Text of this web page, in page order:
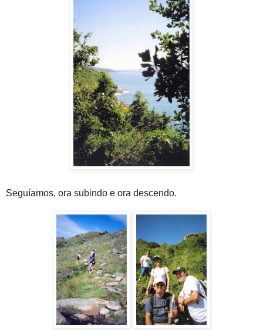
Seguíamos, ora subindo e ora descendo.